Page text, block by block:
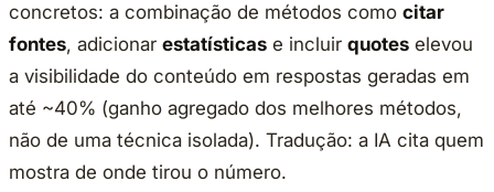
concretos: a combinação de métodos como citar
fontes, adicionar estatísticas e incluir quotes elevou
a visibilidade do conteúdo em respostas geradas em
até ~40% (ganho agregado dos melhores métodos,
não de uma técnica isolada). Tradução: a IA cita quem
mostra de onde tirou o número.